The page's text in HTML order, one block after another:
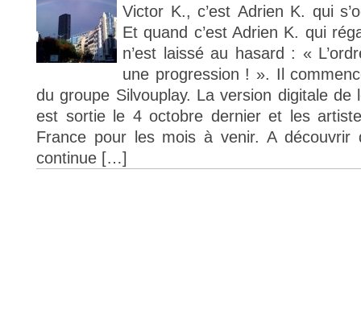
Victor K., c’est Adrien K. qui
Et quand c’est Adrien K. qui
n’est laissé au hasard : «
une progression ! ». Il
du groupe Silvouplay. La version digitale de
est sortie le 4 octobre dernier et les
France pour les mois à venir. A découvrir
continue […]